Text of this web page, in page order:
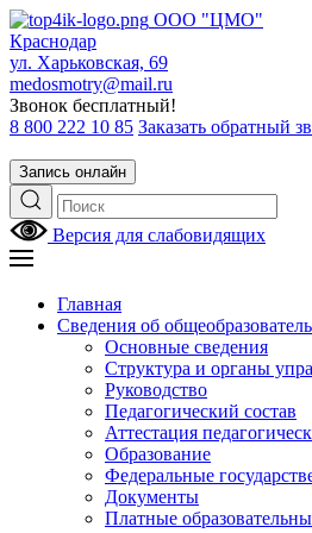
ООО "ЦМО"
Краснодар
ул. Харьковская, 69
medosmotry@mail.ru
Звонок бесплатный!
8 800 222 10 85 Заказать обратный
Запись онлайн
Версия для слабовидящих
Главная
Сведения об
Основные сведения
Структура и органы
Руководство
Педагогический состав
Аттестация
Образование
Федеральные
Документы
Платные